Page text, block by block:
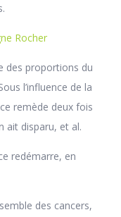
Rocher
des proportions du
l’influence de la
remède deux fois
ait disparu, et al.
redémarre, en
des cancers,